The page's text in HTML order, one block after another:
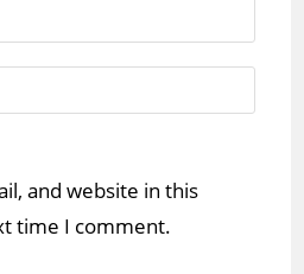
and website in this
time I comment.